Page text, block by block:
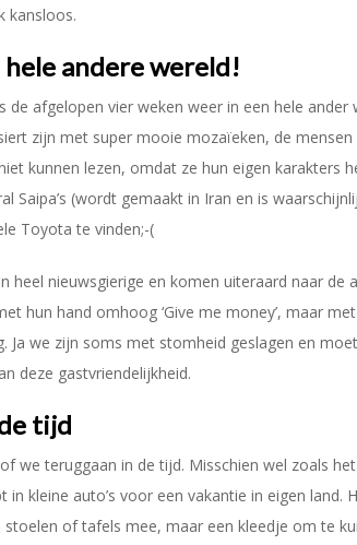
kansloos.
hele andere wereld!
de afgelopen vier weken weer in een hele ander
zijn met super mooie mozaïeken, de
kunnen lezen, omdat ze hun eigen karakters
Saipa’s (wordt gemaakt in Iran en is
Toyota te vinden;-(
heel nieuwsgierige en komen uiteraard naar de
hun hand omhoog ‘Give me money’, maar
Ja we zijn soms met stomheid geslagen en
deze gastvriendelijkheid.
tijd
we teruggaan in de tijd. Misschien wel zoals
in kleine auto’s voor een vakantie in eigen land.
stoelen of tafels mee, maar een kleedje om te